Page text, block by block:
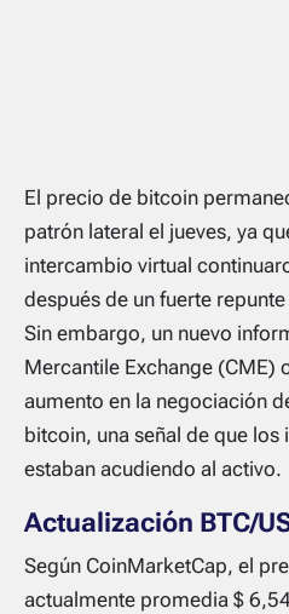
El precio de bitcoin
patrón lateral el jueves, ya
intercambio virtual
después de un fuerte
Sin embargo, un nuevo
Mercantile Exchange (CME)
aumento en la negociación
bitcoin, una señal de que
estaban acudiendo al activo.
Actualización BTC/
Según CoinMarketCap, el
actualmente promedia $